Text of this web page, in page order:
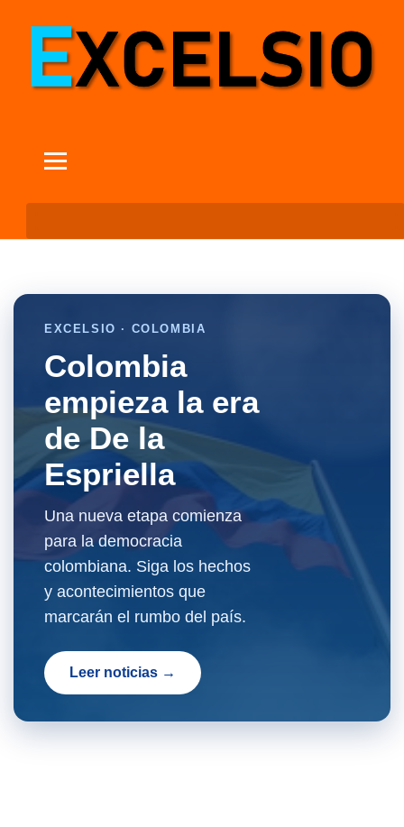
EXCELSIO · COLOMBIA
Colombia
empieza la era
de De la
Espriella
Una nueva etapa comienza
para la democracia
colombiana. Siga los hechos
y acontecimientos que
marcarán el rumbo del país.
Leer noticias →